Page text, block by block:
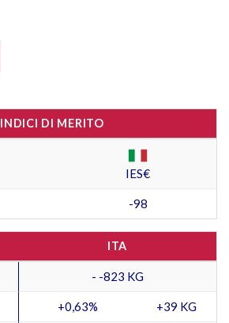
INDICI DI MERITO
IES€
-98
ITA
- -823 KG
+0,63% +39 KG